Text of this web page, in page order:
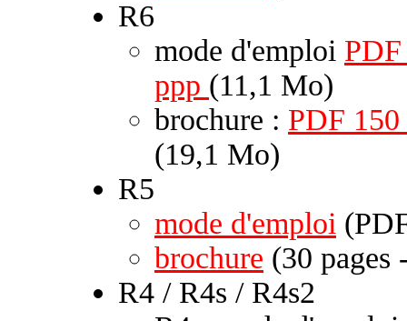
R6
mode d'emploi
ppp (11,1 Mo)
brochure : PDF 150
(19,1 Mo)
R5
mode d'emploi
brochure (30
R4 / R4s / R4s2